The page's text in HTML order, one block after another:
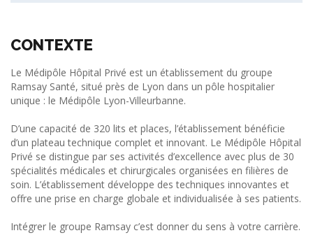
CONTEXTE
Le Médipôle Hôpital Privé est un établissement du groupe
Ramsay Santé, situé près de Lyon dans un pôle hospitalier
unique : le Médipôle Lyon-Villeurbanne.
D’une capacité de 320 lits et places, l’établissement bénéficie
d’un plateau technique complet et innovant. Le Médipôle Hôpital
Privé se distingue par ses activités d’excellence avec plus de 30
spécialités médicales et chirurgicales organisées en filières de
soin. L’établissement développe des techniques innovantes et
offre une prise en charge globale et individualisée à ses patients.
Intégrer le groupe Ramsay c’est donner du sens à votre carrière.